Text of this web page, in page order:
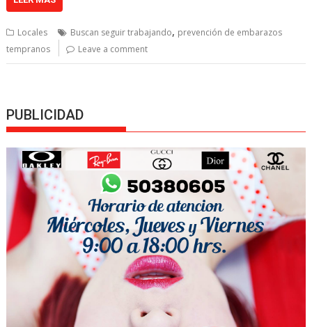
Locales Buscan seguir trabajando, prevención de embarazos
tempranos
Leave a comment
PUBLICIDAD